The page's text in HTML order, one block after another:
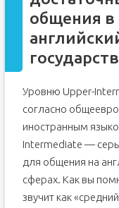
общения в
Уровню Upper-
согласно
иностранным
Intermediate —
для общения на
сферах. Как вы
звучит как